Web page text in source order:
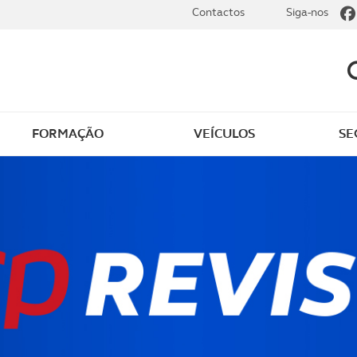
Golfe
Revista ACP Edição
impressa
FORMAÇÃO VEÍCULOS
Contactos Siga-nos